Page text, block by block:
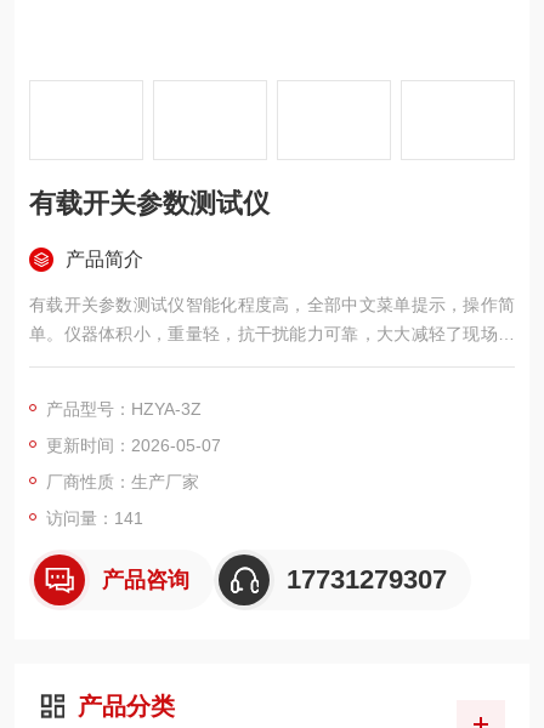
有载开关参数测试仪
产品简介
有载开关参数测试仪智能化程度高，全部中文菜单提示，操作简
单。仪器体积小，重量轻，抗干扰能力可靠，大大减轻了现场工
作人员的劳动强度，是发供电单位，变压器制造行业保障安全生
产品型号：HZYA-3Z
更新时间：2026-05-07
厂商性质：生产厂家
访问量：141
产品咨询 17731279307
产品分类